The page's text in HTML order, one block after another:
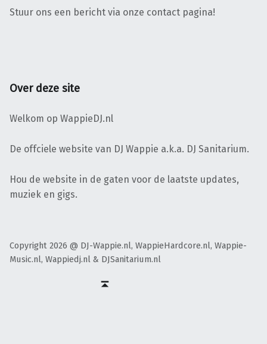
Stuur ons een bericht via onze contact pagina!
Over deze site
Welkom op WappieDJ.nl
De offciele website van DJ Wappie a.k.a. DJ Sanitarium.
Hou de website in de gaten voor de laatste updates,
muziek en gigs.
Copyright 2026 @ DJ-Wappie.nl, WappieHardcore.nl, Wappie-
Music.nl, Wappiedj.nl & DJSanitarium.nl